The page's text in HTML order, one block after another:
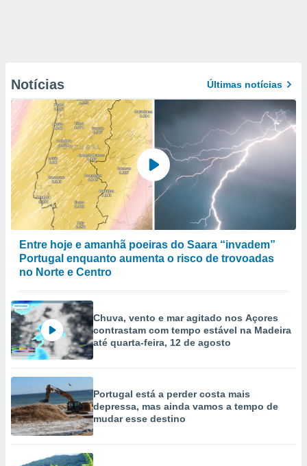
Notícias Últimas notícias
Entre hoje e amanhã poeiras do Saara “invadem”
Portugal enquanto aumenta o risco de trovoadas
no Norte e Centro
Chuva, vento e mar agitado nos Açores
contrastam com tempo estável na Madeira
até quarta-feira, 12 de agosto
Portugal está a perder costa mais
depressa, mas ainda vamos a tempo de
mudar esse destino